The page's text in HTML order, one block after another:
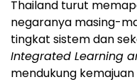
Thailand turut
negaranya masing-
tingkat sistem dan
Integrated Learning
mendukung